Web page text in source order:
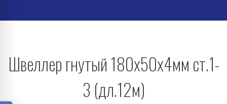
Швеллер гнутый 180х50х4мм ст.1-
3 (дл.12м)